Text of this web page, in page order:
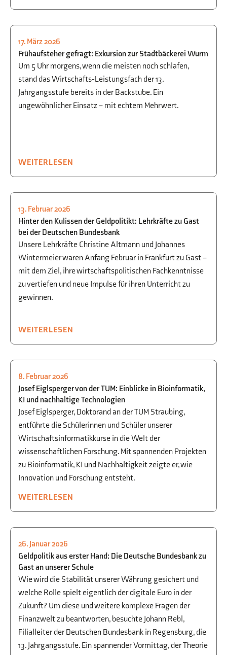
STUDIEN- UND BERUFSORIENTIERUNG
WIRTSCHAFT,WWG
17. März 2026
Frühaufsteher gefragt: Exkursion zur Stadtbäckerei Wurm
Um 5 Uhr morgens, wenn die meisten noch schlafen,
stand das Wirtschafts-Leistungsfach der 13.
Jahrgangsstufe bereits in der Backstube. Ein
ungewöhnlicher Einsatz – mit echtem Mehrwert.
WEITERLESEN
UNTERRICHTSENTWICKLUNG &
FÖRDERUNG,SCHULLEBEN, WWG
13. Februar 2026
Hinter den Kulissen der Geldpolitikt: Lehrkräfte zu Gast
bei der Deutschen Bundesbank
Unsere Lehrkräfte Christine Altmann und Johannes
Wintermeier waren Anfang Februar in Frankfurt zu Gast –
mit dem Ziel, ihre wirtschaftspolitischen Fachkenntnisse
zu vertiefen und neue Impulse für ihren Unterricht zu
gewinnen.
WEITERLESEN
INFORMATIK
BERUFSORIENTIERUNG,WWG
8. Februar 2026
Josef Eiglsperger von der TUM: Einblicke in Bioinformatik,
KI und nachhaltige Technologien
Josef Eiglsperger, Doktorand an der TUM Straubing,
entführte die Schülerinnen und Schüler unserer
Wirtschaftsinformatikkurse in die Welt der
wissenschaftlichen Forschung. Mit spannenden Projekten
zu Bioinformatik, KI und Nachhaltigkeit zeigte er, wie
Innovation und Forschung entsteht.
WEITERLESEN
WIRTSCHAFT
26. Januar 2026
Geldpolitik aus erster Hand: Die Deutsche Bundesbank zu
Gast an unserer Schule
Wie wird die Stabilität unserer Währung gesichert und
welche Rolle spielt eigentlich der digitale Euro in der
Zukunft? Um diese und weitere komplexe Fragen der
Finanzwelt zu beantworten, besuchte Johann Rebl,
Filialleiter der Deutschen Bundesbank in Regensburg, die
13. Jahrgangsstufe. Ein spannender Vormittag, der Theorie